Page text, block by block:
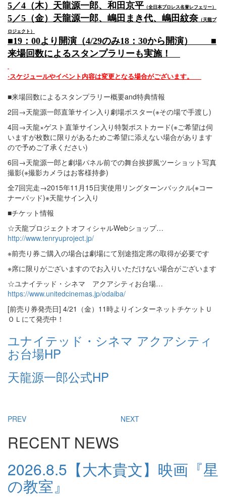
5／4（木）天龍源一郎、和田京平 （全日本プロレス名誉レフェリー）
5／5（金）天龍源一郎、嶋田まき代、嶋田紋奈（天龍プ
ロジェクト）
■19：00より開演（4/29のみ18：30から開演）
■
来場回数によるスタンプラリーも実施！
·スケジュールやイベント内容は変更となる場合がございます。
■来場回数によるスタンプラリー概要and特典情報
2回→天龍源一郎直筆サイン入り劇場ポスター(※その場で手渡し)
4回→天龍×ゲスト直筆サイン入り特製ポストカード(※ご希望は伺
いますが枚数に限りがあるためご希望に添えない場合があります
ので予めご了承ください)
6回→天龍源一郎と劇場パネル前での舞台挨拶風ツーショット写真
撮影(※撮影カメラはお客様持参)
全7回完走→2015年11月15日実使用リングターンバックル(※コー
ナーパッド)※天龍サイン入り
■チケット情報
☆天龍プロジェクトオフィシャルWebショップ…
http://www.tenryuproject.jp/
※前売り券ご購入の場合は劇場にて別途指定席の取得が必要です
※席に限りがございますのでお入りいただけない場合がございます
☆ユナイテッド・シネマ アクアシティお台場…
https://www.unitedcinemas.jp/odaiba/
[前売り券発売日] 4/21（金）11時よりインターネットチケットＵ
ＯＬにて発売中！
ユナイテッド・シネマ アクアシティ
お台場HP
天龍源一郎公式HP
PREV NEXT
RECENT NEWS
2026.8.5 【大木貴文】映画『星
の教室』